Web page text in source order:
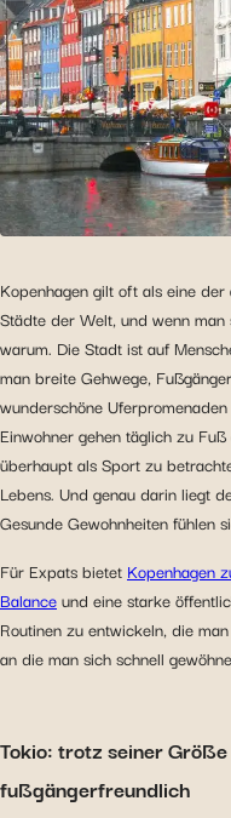
Kopenhagen gilt oft als eine
Städte der Welt, und wenn
warum. Die Stadt ist auf
man breite Gehwege,
wunderschöne
Einwohner gehen täglich zu
überhaupt als Sport zu
Lebens. Und genau darin liegt
Gesunde Gewohnheiten fühlen
Für Expats bietet Kopenhagen
Balanceund eine starke
Routinen zu entwickeln, die
an die man sich schnell
Tokio: trotz seiner
fußgängerfreundlich